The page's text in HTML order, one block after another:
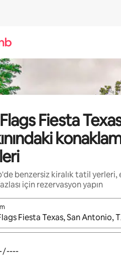
Fiesta
benzersiz kiralık tatil yerleri,
için rezervasyon yapın
kullanılabilir olduğunda yukarı